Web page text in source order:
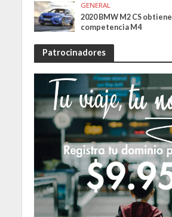
GENERAL
2020 BMW M2 CS
competencia M4
Patrocinadores